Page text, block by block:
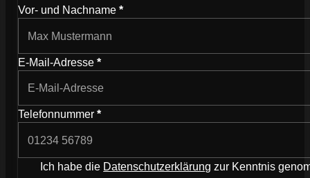
Wie können wir dich kontaktieren?
Vor- und Nachname *
E-Mail-Adresse *
Telefonnummer *
Ich habe die Datenschutzerklärung zur Kenntnis